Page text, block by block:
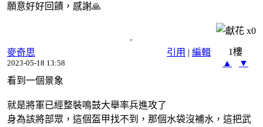
願意好好回饋，感謝🙏
x0
引用 | 編輯
麥奇思
2023-05-18 13:58
1樓
▲
▼
看到一個景象
就是將軍已經整裝鳴鼓大舉率兵進攻了
身為該將部眾，這個盔甲找不到，那個水袋沒補水，這把武